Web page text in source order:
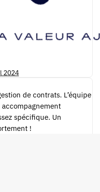
2024
de contrats. L’équipe
spécifique. Un
!